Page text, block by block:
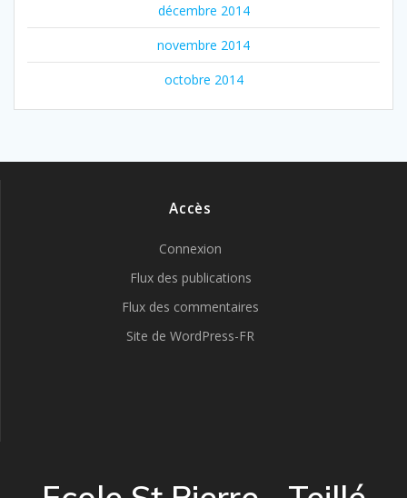
décembre 2014
novembre 2014
octobre 2014
Accès
Connexion
Flux des publications
Flux des commentaires
Site de WordPress-FR